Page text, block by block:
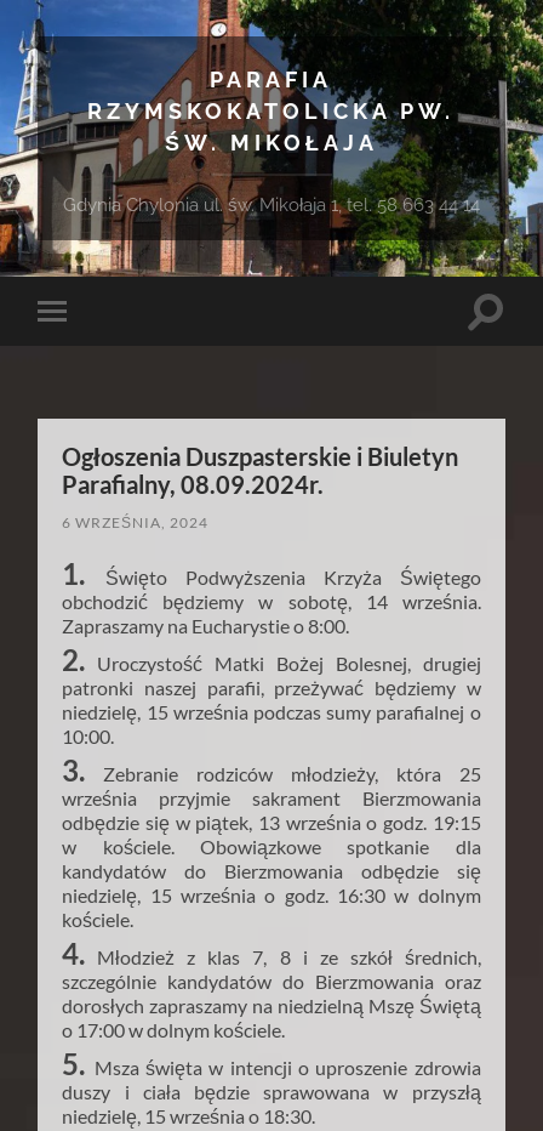
PARAFIA
RZYMSKOKATOLICKA PW.
ŚW. MIKOŁAJA
Gdynia Chylonia ul. św. Mikołaja 1, tel. 58 663 44 14
Toggle
Toggle
Ogłoszenia Duszpasterskie i Biuletyn
Parafialny, 08.09.2024r.
6 WRZEŚNIA, 2024
1.
Święto Podwyższenia Krzyża Świętego
obchodzić będziemy w sobotę, 14 września.
Zapraszamy na Eucharystie o 8:00.
2. Uroczystość Matki Bożej Bolesnej, drugiej
patronki naszej parafii, przeżywać będziemy w
niedzielę, 15 września podczas sumy parafialnej o
10:00.
3. Zebranie rodziców młodzieży, która 25
września przyjmie sakrament Bierzmowania
odbędzie się w piątek, 13 września o godz. 19:15
w kościele. Obowiązkowe spotkanie dla
kandydatów do Bierzmowania odbędzie się
niedzielę, 15 września o godz. 16:30 w dolnym
kościele.
4. Młodzież z klas 7, 8 i ze szkół średnich,
szczególnie kandydatów do Bierzmowania oraz
dorosłych zapraszamy na niedzielną Mszę Świętą
o 17:00 w dolnym kościele.
5. Msza święta w intencji o uproszenie zdrowia
duszy i ciała będzie sprawowana w przyszłą
niedzielę, 15 września o 18:30.